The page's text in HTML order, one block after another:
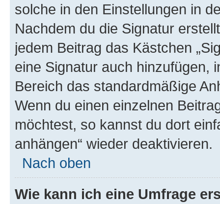
solche in den Einstellungen in
Nachdem du die Signatur
jedem Beitrag das Kästchen
eine Signatur auch hinzufügen,
Bereich das standardmäßige
Wenn du einen einzelnen
möchtest, so kannst du dort
anhängen“ wieder deaktivieren.
Nach oben
Wie kann ich eine Umfrage